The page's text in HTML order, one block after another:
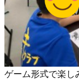
ゲーム形式で楽し